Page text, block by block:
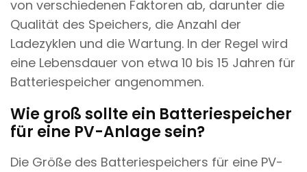
von verschiedenen Faktoren ab, darunter die
Qualität des Speichers, die Anzahl der
Ladezyklen und die Wartung. In der Regel wird
eine Lebensdauer von etwa 10 bis 15 Jahren für
Batteriespeicher angenommen.
Wie groß sollte ein Batteriespeicher
für eine PV-Anlage sein?
Die Größe des Batteriespeichers für eine PV-